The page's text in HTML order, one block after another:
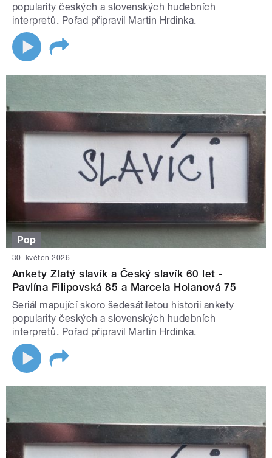
popularity českých a slovenských hudebních
interpretů. Pořad připravil Martin Hrdinka.
Pop
30. květen 2026
Ankety Zlatý slavík a Český slavík 60 let -
Pavlína Filipovská 85 a Marcela Holanová 75
Seriál mapující skoro šedesátiletou historii ankety
popularity českých a slovenských hudebních
interpretů. Pořad připravil Martin Hrdinka.